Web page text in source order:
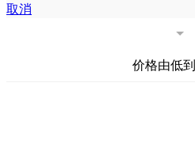
取消
价格由低